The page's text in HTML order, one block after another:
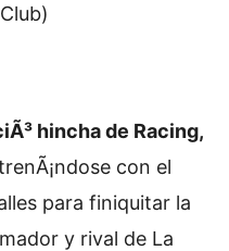
hincha de Racing,
con el
para finiquitar la
y rival de La